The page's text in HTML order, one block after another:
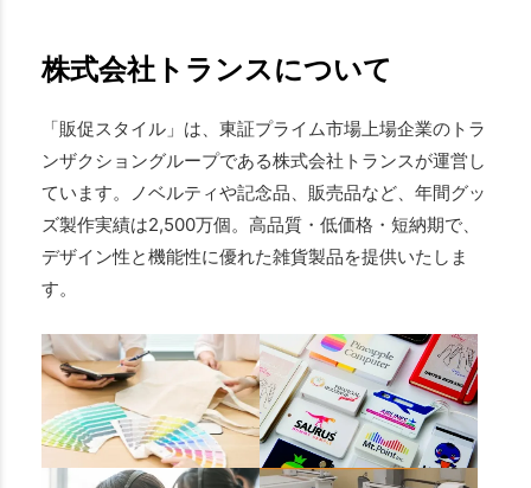
株式会社トランスについて
「販促スタイル」は、東証プライム市場上場企業のトラ
ンザクショングループである株式会社トランスが運営し
ています。ノベルティや記念品、販売品など、年間グッ
ズ製作実績は2,500万個。高品質・低価格・短納期で、
デザイン性と機能性に優れた雑貨製品を提供いたしま
す。